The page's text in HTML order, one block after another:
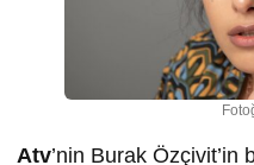
Atv’nin Burak Özçivit’in